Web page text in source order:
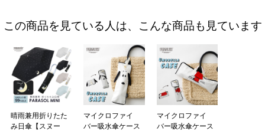
この商品を見ている人は、こんな商品も見ています
晴雨兼用折りたた
み日傘【スヌー
マイクロファイ
バー吸水傘ケース
マイクロファイ
バー吸水傘ケース